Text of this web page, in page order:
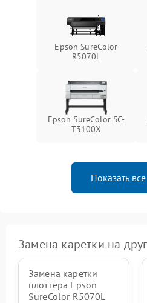
Epson SureColor
R5070L
Epson SureColor SC-
T3100X
Показать
Замена каретки на
Замена каретки
плоттера Epson
SureColor R5070L